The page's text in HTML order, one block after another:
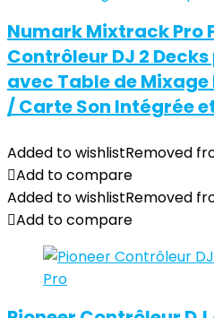
Numark Mixtrack Pro
Contrôleur DJ 2
avec Table de
/ Carte Son Intégrée
Added to wishlistRemoved
Add to compare
Added to wishlistRemoved
Add to compare